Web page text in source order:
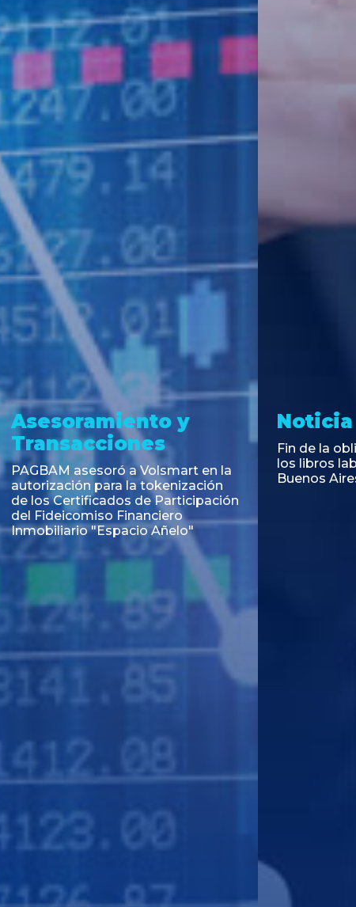
Asesoramiento y
Transacciones
PAGBAM asesoró a Volsmart en la
autorización para la tokenización
de los Certificados de Participación
del Fideicomiso Financiero
Inmobiliario "Espacio Añelo"
Noticia
Fin de la
los libros
Buenos